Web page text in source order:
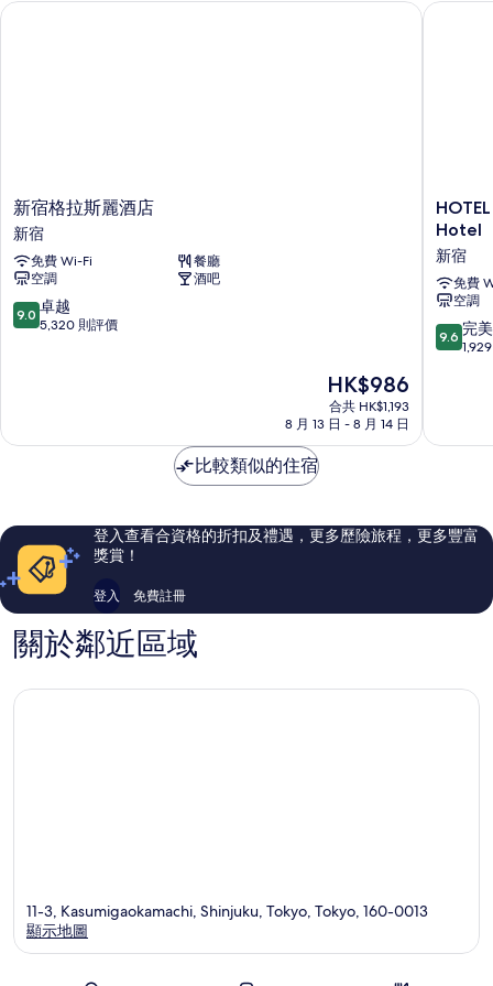
新
宿
格
拉
斯
麗
酒
新宿格拉斯麗酒店
新宿
免費 Wi-Fi
餐廳
空調
酒吧
9.0
分
卓
評
價
評
9.0 卓越
5,320 則評價
現
售
HK$986
HK$986
合共 HK$1,193
8 月 13 日 - 8 月 14 日
新宿格拉斯麗酒店
HOTEL
A
Hotel
新
宿
Hotel
新宿
免費
空調
9.6
分
分)，
則
評
9.6 完美
HOTEL
比較類似的住宿
登入查看合資格的折扣及禮遇，更多歷險旅程，更多豐富
獎賞！
登入 免費註冊
關於鄰近區域
11-3, Kasumigaokamachi, Shinjuku, Tokyo, Tokyo, 160-0013
顯示地圖